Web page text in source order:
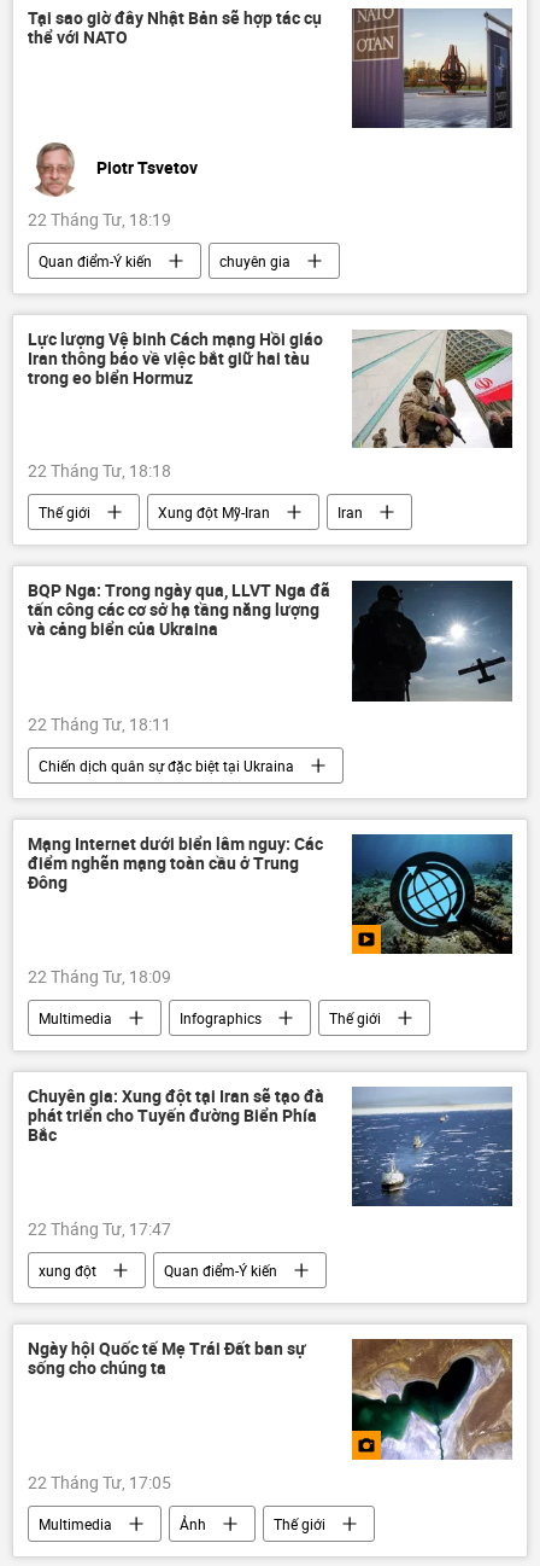
Xung đột Mỹ-Iran
nhiên liệu
Bộ Ngoại giao Nga
Tại sao giờ đây Nhật Bản sẽ hợp tác cụ
thể với NATO
Piotr Tsvetov
22 Tháng Tư, 18:19
Quan điểm-Ý kiến
chuyên gia
Tác giả
Thế giới
Hoa Kỳ
Donald Trump
NATO
Nhật Bản
Chính trị
Lực lượng Vệ binh Cách mạng Hồi giáo
Iran thông báo về việc bắt giữ hai tàu
trong eo biển Hormuz
22 Tháng Tư, 18:18
Thế giới Xung đột Mỹ-Iran
Iran
Hoa Kỳ
eo biển Hormuz
BQP Nga: Trong ngày qua, LLVT Nga đã
tấn công các cơ sở hạ tầng năng lượng
và cảng biển của Ukraina
22 Tháng Tư, 18:11
Chiến dịch quân sự đặc biệt tại Ukraina
Thế giới
Nga
Quân đội Nga
Bộ Quốc phòng Nga
Cuộc khủng hoảng ở Ukraina
Ukraina
Mạng Internet dưới biển lâm nguy: Các
điểm nghẽn mạng toàn cầu ở Trung
Đông
22 Tháng Tư, 18:09
Multimedia Infographics
Thế giới
Internet
Trung Đông
eo biển Hormuz
Video
Chuyên gia: Xung đột tại Iran sẽ tạo đà
phát triển cho Tuyến đường Biển Phía
Bắc
22 Tháng Tư, 17:47
xung đột
Quan điểm-Ý kiến
chuyên gia
Trung Đông
Iran
Thế giới
Ngày hội Quốc tế Mẹ Trái Đất ban sự
sống cho chúng ta
22 Tháng Tư, 17:05
Multimedia Ảnh Thế giới